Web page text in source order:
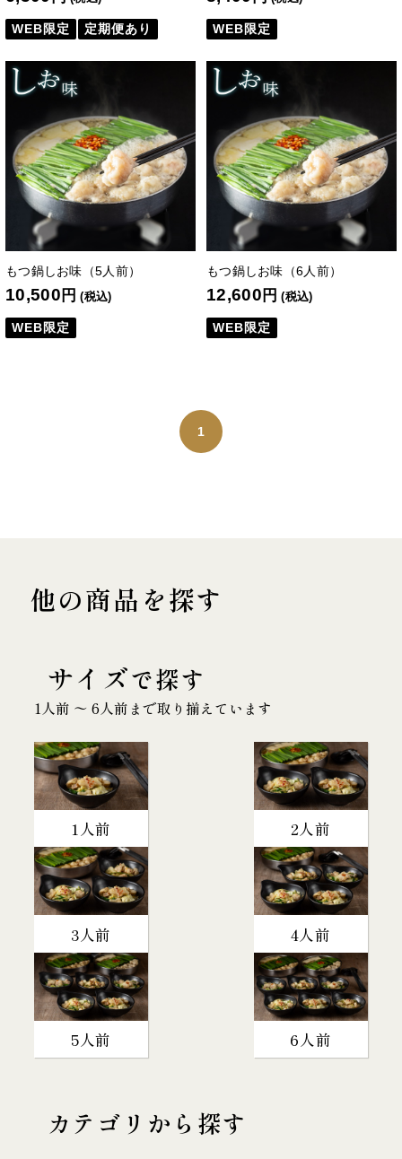
WEB限定 定期便あり WEB限定
もつ鍋しお味（5人前）
10,500 円 (税込)
WEB限定
もつ鍋しお味（6人前）
12,600 円 (税込)
WEB限定
1
他の商品を探す
サイズで探す
1人前 〜 6人前まで取り揃えています
1人前 2人前
3人前 4人前
5人前 6人前
カテゴリから探す